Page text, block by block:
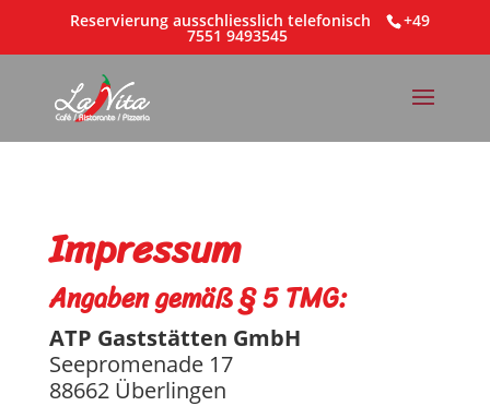
Reservierung ausschliesslich telefonisch +49
7551 9493545
Impressum
Angaben gemäß § 5 TMG:
ATP Gaststätten GmbH
Seepromenade 17
88662 Überlingen